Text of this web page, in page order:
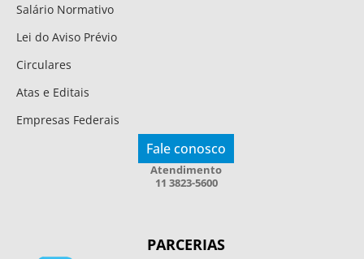
Salário Normativo
Lei do Aviso Prévio
Circulares
Atas e Editais
Empresas Federais
Fale conosco
Atendimento
11 3823-5600
PARCERIAS